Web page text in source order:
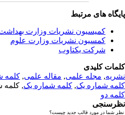
های مرتبط
کمیسیون نشریات وزارت بهداشت
کمسیون نشریات وزارت علوم
شرکت یکتاوب
کلیدی
,مجله علمی, مقاله علمی, کلمه
شماره یک,کلمه شماره یک, کلمه
دو
شما در مورد قالب جدید چیست؟